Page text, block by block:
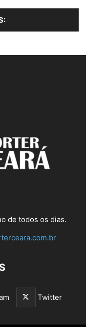
de todos os dias.
Twitter